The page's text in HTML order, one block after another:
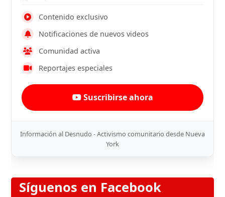
Contenido exclusivo
Notificaciones de nuevos videos
Comunidad activa
Reportajes especiales
Suscribirse ahora
Información al Desnudo - Activismo comunitario desde Nueva
York
Síguenos en Facebook